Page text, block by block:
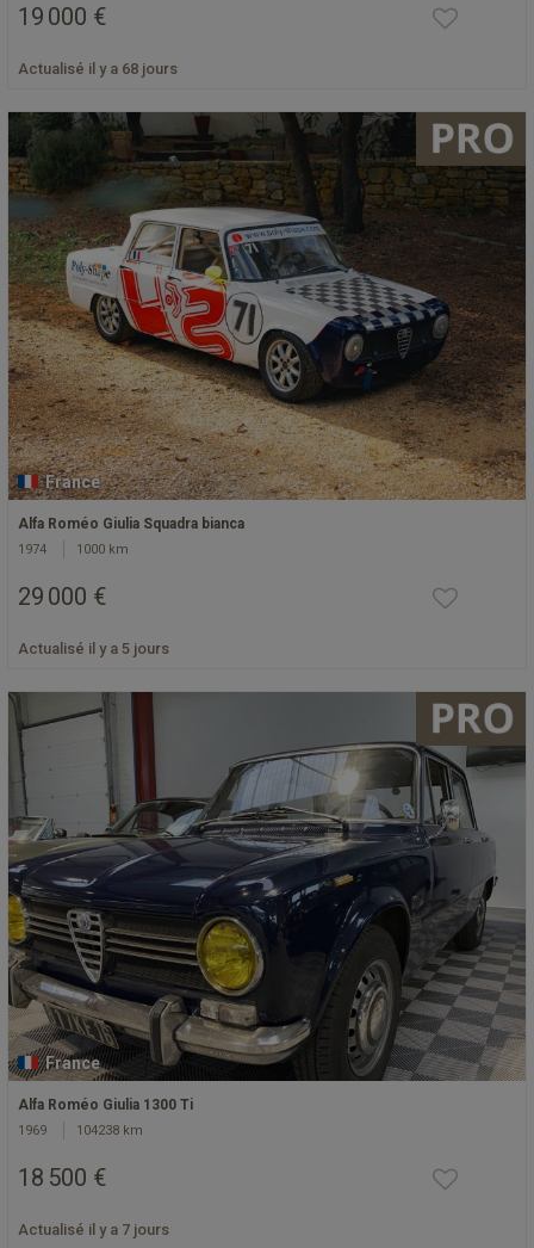
19 000 €
Actualisé il y a 68 jours
France
Alfa Roméo Giulia Squadra bianca
1974 1000 km
29 000 €
Actualisé il y a 5 jours
France
Alfa Roméo Giulia 1300 Ti
1969 104238 km
18 500 €
Actualisé il y a 7 jours